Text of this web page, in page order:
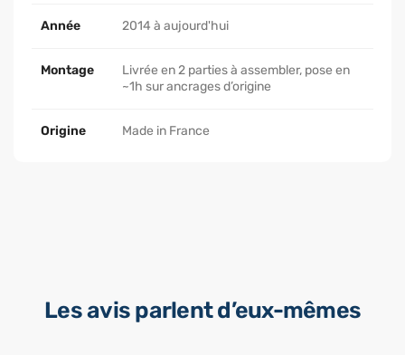
Année 2014 à aujourd'hui
Montage
Livrée en 2 parties à assembler, pose en
~1h sur ancrages d’origine
Origine Made in France
Les avis parlent d’eux-mêmes